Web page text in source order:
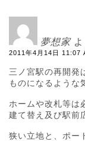
夢想家
2011年4月14日 11:07
三ノ宮駅の再開発
ものになるような
ホームや改札等は
建て替え及び駅前
狭い立地と、ポー